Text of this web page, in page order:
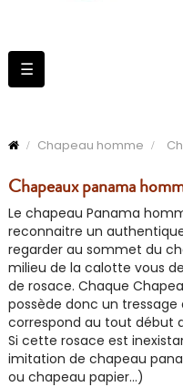
Basculer
la
☰
Chapeau homme
Chapeaux panama
Le chapeau Panama
reconnaitre un
regarder au sommet du
milieu de la calotte vous
de rosace. Chaque
possède donc un
correspond au tout début
Si cette rosace est
imitation de chapeau
ou chapeau papier...)